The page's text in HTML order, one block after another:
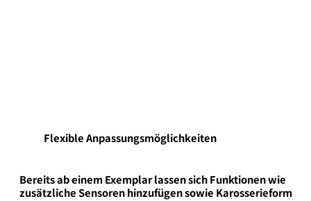
Bereits ab einem Exemplar lassen sich Funktionen wie
zusätzliche Sensoren hinzufügen sowie Karosserieform
Flexible Anpassungsmöglichkeiten